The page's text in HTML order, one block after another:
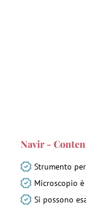
Navir -
Strumento
Microscopio
Si possono